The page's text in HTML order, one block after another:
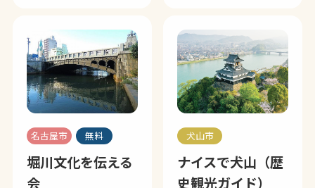
名古屋市 無料
堀川文化を伝える
会
犬山市
ナイスで犬山（歴
史観光ガイド）